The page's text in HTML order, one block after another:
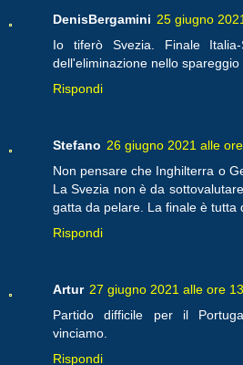
DenisBergamini 25 giugno
Io tiferò Svezia. Finale
dell'eliminazione nello spareggio
Rispondi
Stefano 26 giugno 2021 alle
Non pensare che Inghilterra o
La Svezia non è da
gatta da pelare. La finale è tutta
Rispondi
Artur 27 giugno 2021 alle ore
Partido difficile per il
vinciamo.
Rispondi